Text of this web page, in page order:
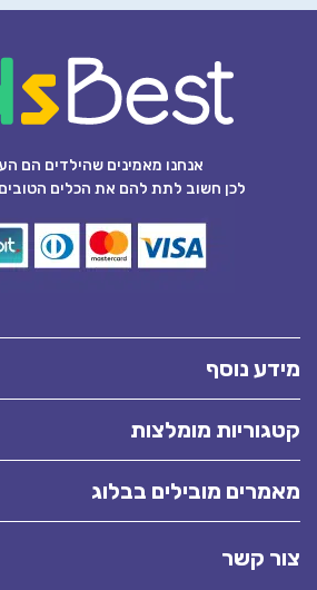
אנחנו מאמינים שהילדים הם
לכן חשוב לתת להם את הכלים
מידע נוסף
קטגוריות מומלצות
מאמרים מובילים בבלוג
צור קשר